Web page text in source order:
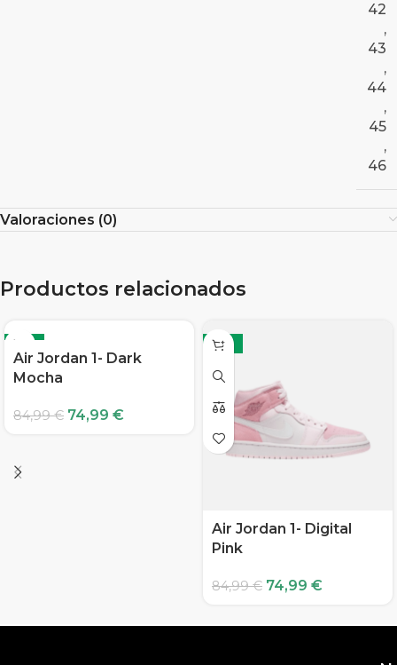
42
,
43
,
44
,
45
,
46
Valoraciones (0)
Productos relacionados
-12%
Air Jordan 1- Dark
Mocha
84,99€ 74,99 €
-12%
Air Jordan 1- Digital
Pink
84,99€ 74,99 €